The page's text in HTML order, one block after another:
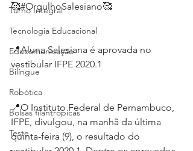
Turno Integral
Tecnologia Educacional
Educomunicação
Bilíngue
Robótica
Bolsas filantrópicas
Teste
🥰#OrgulhoSalesiano🥰
📍Aluna Salesiana é aprovada no
vestibular IFPE 2020.1
📍O Instituto Federal de Pernambuco,
IFPE, divulgou, na manhã da última
quinta-feira (9), o resultado do